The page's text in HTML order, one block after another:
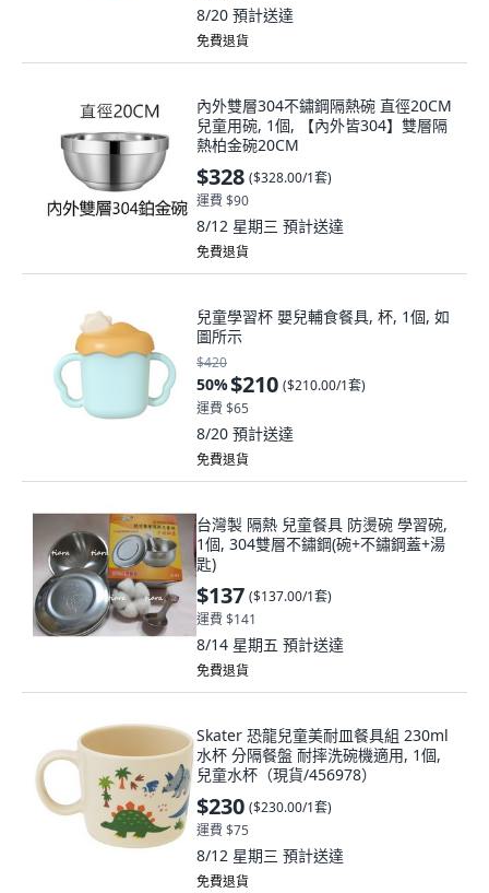
8/20 預計送達
免費退貨
內外雙層304不鏽鋼隔熱碗 直徑20CM
兒童用碗, 1個, 【內外皆304】雙層隔
熱柏金碗20CM
$328 ($328.00/1套)
運費 $90
8/12 星期三 預計送達
免費退貨
兒童學習杯 嬰兒輔食餐具, 杯, 1個, 如
圖所示
$420
50%$210 ($210.00/1套)
運費 $65
8/20 預計送達
免費退貨
台灣製 隔熱 兒童餐具 防燙碗 學習碗,
1個, 304雙層不鏽鋼(碗+不鏽鋼蓋+湯
匙)
$137 ($137.00/1套)
運費 $141
8/14 星期五 預計送達
免費退貨
Skater 恐龍兒童美耐皿餐具組 230ml
水杯 分隔餐盤 耐摔洗碗機適用, 1個,
兒童水杯（現貨/456978）
$230 ($230.00/1套)
運費 $75
8/12 星期三 預計送達
免費退貨